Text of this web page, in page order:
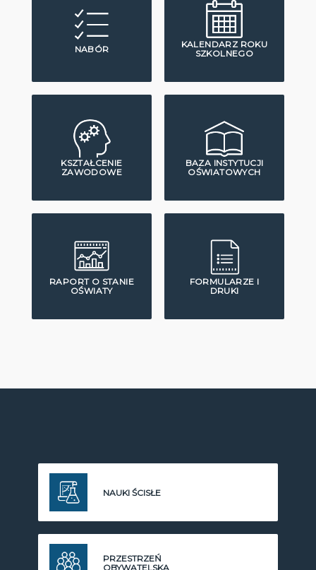
NABÓR
KALENDARZ ROKU
SZKOLNEGO
KSZTAŁCENIE
ZAWODOWE
BAZA INSTYTUCJI
OŚWIATOWYCH
RAPORT O STANIE
OŚWIATY
FORMULARZE I
DRUKI
NAUKI ŚCISŁE
PRZESTRZEŃ
OBYWATELSKA